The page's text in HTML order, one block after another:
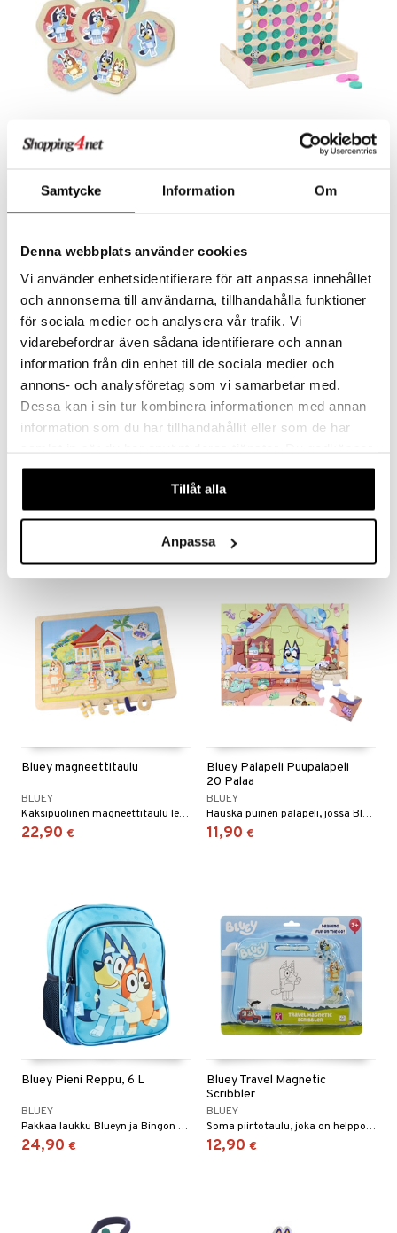
Samtycke Information Om
Denna webbplats använder cookies
Vi använder enhetsidentifierare för att anpassa innehållet
och annonserna till användarna, tillhandahålla funktioner
för sociala medier och analysera vår trafik. Vi
vidarebefordrar även sådana identifierare och annan
information från din enhet till de sociala medier och
annons- och analysföretag som vi samarbetar med.
Dessa kan i sin tur kombinera informationen med annan
information som du har tillhandahållit eller som de har
våra cookies vid fortsatt användande av vår webbplats.
Tillåt alla
Anpassa
Bluey Lasten Muistipeli
Muistipeli puusta, jossa on 19 paria Bluey-aiheisia kuvia.
9,90 €
Bluey lasten Neljä
Hauska peli koko perheelle!
10,91 €
BLUEY
2,90 €
Bluey magneettitaulu
BLUEY
Kaksipuolinen magneettitaulu leikkiin ja oppimiseen!
22,90 €
Bluey Palapeli Puupalapeli
20 Palaa
BLUEY
Hauska puinen palapeli, jossa Bluey istuu huoneessaan ja piirtää.
11,90 €
Bluey Pieni Reppu, 6 L
BLUEY
Pakkaa laukku Blueyn ja Bingon kanssa!
24,90 €
Bluey Travel Magnetic
Scribbler
BLUEY
Soma piirtotaulu, joka on helppo ottaa mukaan kaikkialle!
12,90 €